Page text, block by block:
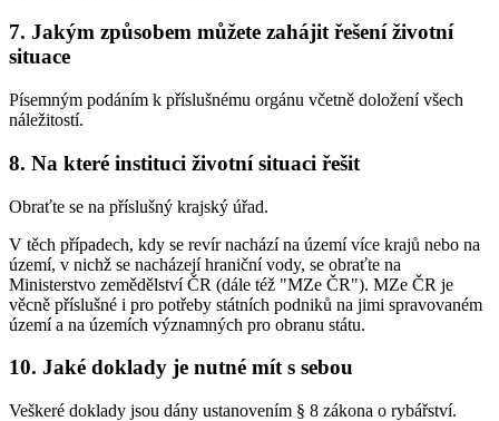
7. Jakým způsobem můžete zahájit řešení životní
situace
Písemným podáním k příslušnému orgánu včetně doložení všech
náležitostí.
8. Na které instituci životní situaci řešit
Obraťte se na příslušný krajský úřad.
V těch případech, kdy se revír nachází na území více krajů nebo na
území, v nichž se nacházejí hraniční vody, se obraťte na
Ministerstvo zemědělství ČR (dále též "MZe ČR"). MZe ČR je
věcně příslušné i pro potřeby státních podniků na jimi spravovaném
území a na územích významných pro obranu státu.
10. Jaké doklady je nutné mít s sebou
Veškeré doklady jsou dány ustanovením § 8 zákona o rybářství.